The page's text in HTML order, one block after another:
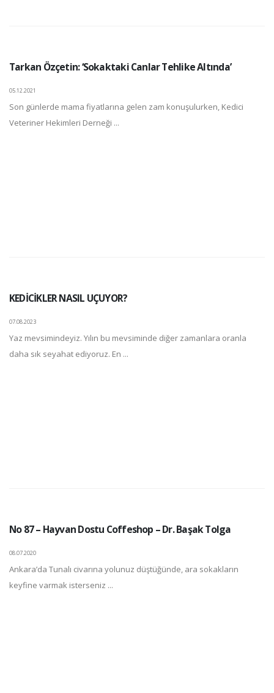
Tarkan Özçetin: ‘Sokaktaki Canlar Tehlike Altında’
05.12.2021
Son günlerde mama fiyatlarına gelen zam konuşulurken, Kedici
Veteriner Hekimleri Derneği ...
KEDİCİKLER NASIL UÇUYOR?
07.08.2023
Yaz mevsimindeyiz. Yılın bu mevsiminde diğer zamanlara oranla
daha sık seyahat ediyoruz. En ...
No 87 – Hayvan Dostu Coffeshop – Dr. Başak Tolga
08.07.2020
Ankara’da Tunalı civarına yolunuz düştüğünde, ara sokakların
keyfine varmak isterseniz ...